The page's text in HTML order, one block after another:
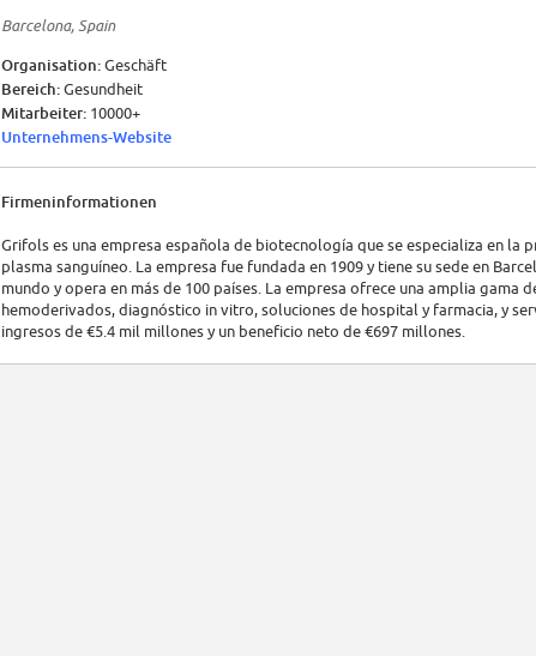
Barcelona, Spain
Organisation:Geschäft
Bereich:Gesundheit
Mitarbeiter: 10000+
Unternehmens-Website
Firmeninformationen
Grifols es una empresa española de biotecnología que se especializa en
plasma sanguíneo. La empresa fue fundada en 1909 y tiene su sede en
mundo y opera en más de 100 países. La empresa ofrece una amplia gama
hemoderivados, diagnóstico in vitro, soluciones de hospital y farmacia, y
ingresos de €5.4 mil millones y un beneficio neto de €697 millones.